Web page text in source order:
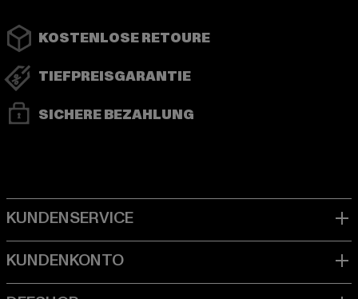
KOSTENLOSE RETOURE
TIEFPREISGARANTIE
SICHERE BEZAHLUNG